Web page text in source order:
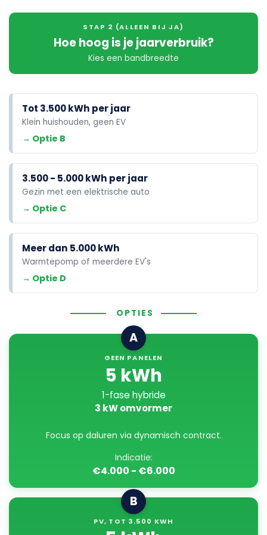
STAP 2 (ALLEEN BIJ JA)
Hoe hoog is je jaarverbruik?
Kies een bandbreedte
Tot 3.500 kWh per jaar
Klein huishouden, geen EV
→ Optie B
3.500 - 5.000 kWh per jaar
Gezin met een elektrische auto
→ Optie C
Meer dan 5.000 kWh
Warmtepomp of meerdere EV's
→ Optie D
OPTIES
A
GEEN PANELEN
5 kWh
1-fase hybride
3 kW omvormer
Focus op daluren via dynamisch contract.
Indicatie:
€4.000 - €6.000
B
PV, TOT 3.500 KWH